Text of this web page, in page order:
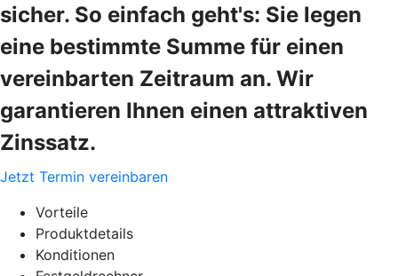
sicher. So einfach geht's: Sie legen
eine bestimmte Summe für einen
vereinbarten Zeitraum an. Wir
garantieren Ihnen einen attraktiven
Zinssatz.
Jetzt Termin vereinbaren
Vorteile
Produktdetails
Konditionen